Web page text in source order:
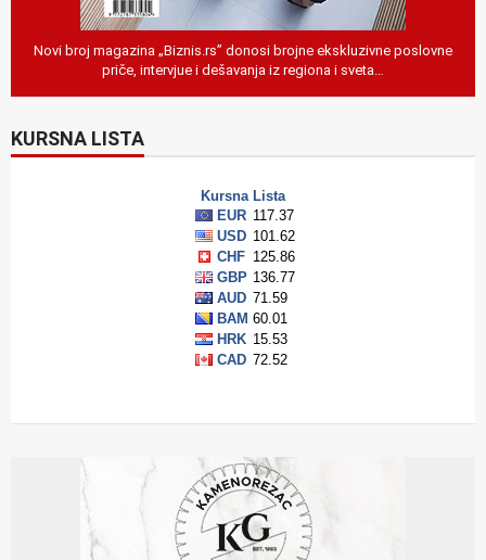
Novi broj magazina „Biznis.rs” donosi brojne ekskluzivne poslovne
priče, intervjue i dešavanja iz regiona i sveta…
KURSNA LISTA